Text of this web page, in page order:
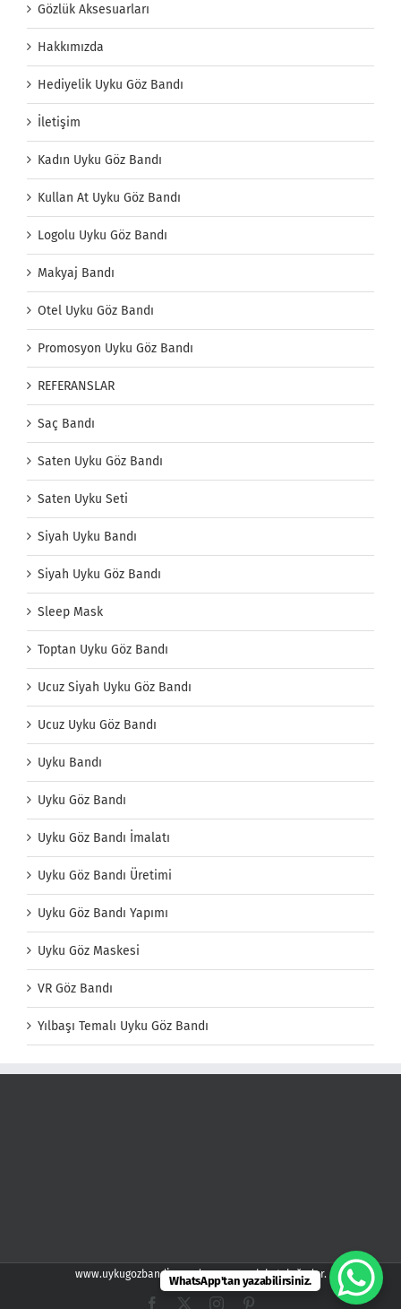
Gözlük Aksesuarları
Hakkımızda
Hediyelik Uyku Göz Bandı
İletişim
Kadın Uyku Göz Bandı
Kullan At Uyku Göz Bandı
Logolu Uyku Göz Bandı
Makyaj Bandı
Otel Uyku Göz Bandı
Promosyon Uyku Göz Bandı
REFERANSLAR
Saç Bandı
Saten Uyku Göz Bandı
Saten Uyku Seti
Siyah Uyku Bandı
Siyah Uyku Göz Bandı
Sleep Mask
Toptan Uyku Göz Bandı
Ucuz Siyah Uyku Göz Bandı
Ucuz Uyku Göz Bandı
Uyku Bandı
Uyku Göz Bandı
Uyku Göz Bandı İmalatı
Uyku Göz Bandı Üretimi
Uyku Göz Bandı Yapımı
Uyku Göz Maskesi
VR Göz Bandı
Yılbaşı Temalı Uyku Göz Bandı
www.uykugozbandi.com demspor web kataloğudur.
Facebook Instagram
WhatsApp'tan yazabilirsiniz.